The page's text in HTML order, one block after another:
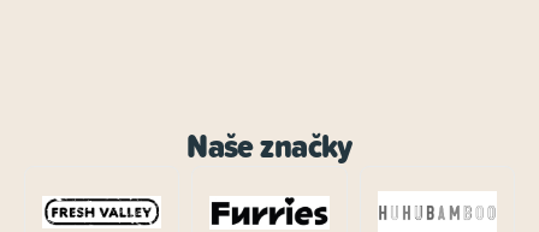
Naše značky